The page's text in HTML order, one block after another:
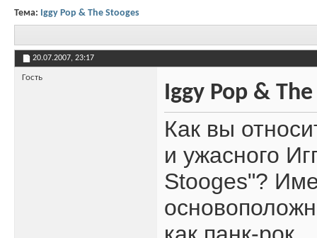
Тема: Iggy Pop & The Stooges
20.07.2007, 23:17
Гость
Iggy Pop &
Как вы
и ужасного
Stooges"?